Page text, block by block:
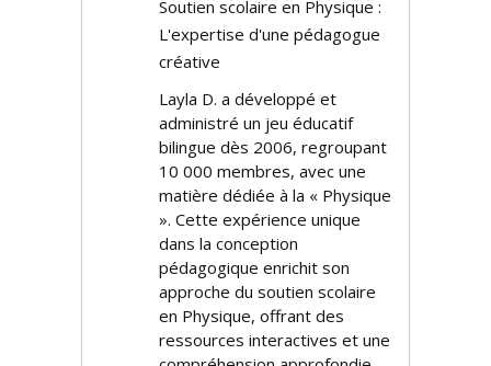
Soutien scolaire en Physique :
L'expertise d'une pédagogue
créative
Layla D. a développé et
administré un jeu éducatif
bilingue dès 2006, regroupant
10 000 membres, avec une
matière dédiée à la « Physique
». Cette expérience unique
dans la conception
pédagogique enrichit son
approche du soutien scolaire
en Physique, offrant des
ressources interactives et une